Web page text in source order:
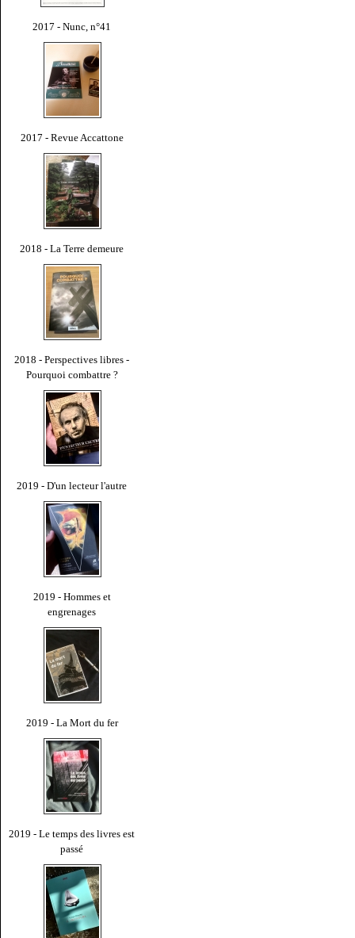
2017 - Nunc, n°41
2017 - Revue Accattone
2018 - La Terre demeure
2018 - Perspectives libres -
Pourquoi combattre ?
2019 - D'un lecteur l'autre
2019 - Hommes et
engrenages
2019 - La Mort du fer
2019 - Le temps des livres est
passé